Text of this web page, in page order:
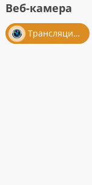
Веб-камера
Трансляция из салона